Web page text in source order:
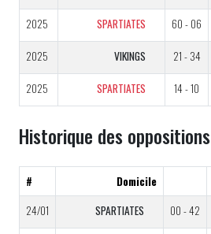
2025 SPARTIATES 60 - 06
2025 VIKINGS 21 - 34
2025 SPARTIATES 14 - 10
Historique des oppositions
# Domicile
24/01
SPARTIATES 00 - 42